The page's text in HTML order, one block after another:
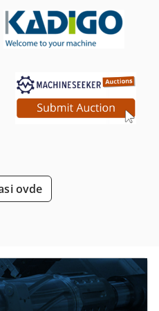
500 litara – 5,5 kW
do 500 tona - Tip
Zašto izabrati stacionarnu
FIXED 60 ističe
i dugotrajnosti.
robusne
izrade i napredni automatski
klimatskim uslovima,
čine Stationary-60 ne
poslovnim partnerom. Ako
i ekonomičnu betonsku
mašine za izradu
i mobilne betonske baze,
za separaciju i drobljenje
proizvodnju peska,
ishrane 0,9 - 2.000 mm /
5.000 mm Dovod pera
delimično beskrajno
mašine oko 30.000 kg
digitalni displej, ojačane
promenljive brzine
Motorni pogon
» Hidraulični stezanje za
clamp " Raznovrsni
ovde